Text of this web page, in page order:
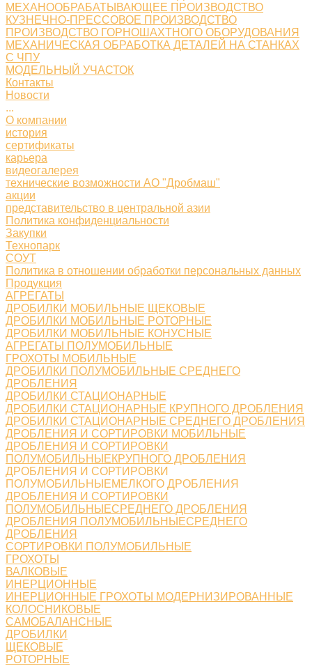
МЕХАНООБРАБАТЫВАЮЩЕЕ ПРОИЗВОДСТВО
КУЗНЕЧНО-ПРЕССОВОЕ ПРОИЗВОДСТВО
ПРОИЗВОДСТВО ГОРНОШАХТНОГО ОБОРУДОВАНИЯ
МЕХАНИЧЕСКАЯ ОБРАБОТКА ДЕТАЛЕЙ НА СТАНКАХ
С ЧПУ
МОДЕЛЬНЫЙ УЧАСТОК
Контакты
Новости
...
О компании
история
сертификаты
карьера
видеогалерея
технические возможности АО "Дробмаш"
акции
представительство в центральной азии
Политика конфиденциальности
Закупки
Технопарк
СОУТ
Политика в отношении обработки персональных данных
Продукция
АГРЕГАТЫ
ДРОБИЛКИ МОБИЛЬНЫЕ ЩЕКОВЫЕ
ДРОБИЛКИ МОБИЛЬНЫЕ РОТОРНЫЕ
ДРОБИЛКИ МОБИЛЬНЫЕ КОНУСНЫЕ
АГРЕГАТЫ ПОЛУМОБИЛЬНЫЕ
ГРОХОТЫ МОБИЛЬНЫЕ
ДРОБИЛКИ ПОЛУМОБИЛЬНЫЕ СРЕДНЕГО
ДРОБЛЕНИЯ
ДРОБИЛКИ СТАЦИОНАРНЫЕ
ДРОБИЛКИ СТАЦИОНАРНЫЕ КРУПНОГО ДРОБЛЕНИЯ
ДРОБИЛКИ СТАЦИОНАРНЫЕ СРЕДНЕГО ДРОБЛЕНИЯ
ДРОБЛЕНИЯ И СОРТИРОВКИ МОБИЛЬНЫЕ
ДРОБЛЕНИЯ И СОРТИРОВКИ
ПОЛУМОБИЛЬНЫЕКРУПНОГО ДРОБЛЕНИЯ
ДРОБЛЕНИЯ И СОРТИРОВКИ
ПОЛУМОБИЛЬНЫЕМЕЛКОГО ДРОБЛЕНИЯ
ДРОБЛЕНИЯ И СОРТИРОВКИ
ПОЛУМОБИЛЬНЫЕСРЕДНЕГО ДРОБЛЕНИЯ
ДРОБЛЕНИЯ ПОЛУМОБИЛЬНЫЕСРЕДНЕГО
ДРОБЛЕНИЯ
СОРТИРОВКИ ПОЛУМОБИЛЬНЫЕ
ГРОХОТЫ
ВАЛКОВЫЕ
ИНЕРЦИОННЫЕ
ИНЕРЦИОННЫЕ ГРОХОТЫ МОДЕРНИЗИРОВАННЫЕ
КОЛОСНИКОВЫЕ
САМОБАЛАНСНЫЕ
ДРОБИЛКИ
ЩЕКОВЫЕ
РОТОРНЫЕ